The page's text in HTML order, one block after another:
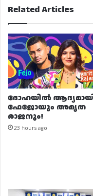
Related Articles
ദോഹയിൽ
ഫേജോയും അമൃത
രാജനും!
23 hours ago